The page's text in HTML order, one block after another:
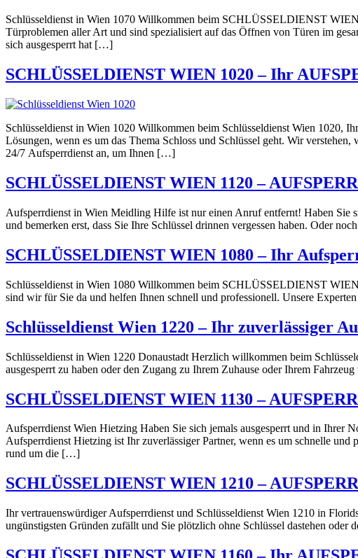
Schlüsseldienst in Wien 1070 Willkommen beim SCHLÜSSELDIENST
Türproblemen aller Art und sind spezialisiert auf das Öffnen von Türen im
sich ausgesperrt hat […]
SCHLÜSSELDIENST WIEN 1020 – Ihr
Schlüsseldienst in Wien 1020 Willkommen beim Schlüsseldienst Wien 1020,
Lösungen, wenn es um das Thema Schloss und Schlüssel geht. Wir
24/7 Aufsperrdienst an, um Ihnen […]
SCHLÜSSELDIENST WIEN 1120 –
Aufsperrdienst in Wien Meidling Hilfe ist nur einen Anruf entfernt! Haben Sie
und bemerken erst, dass Sie Ihre Schlüssel drinnen vergessen haben. Oder
SCHLÜSSELDIENST WIEN 1080 – Ihr
Schlüsseldienst in Wien 1080 Willkommen beim SCHLÜSSELDIENST
sind wir für Sie da und helfen Ihnen schnell und professionell. Unsere
Schlüsseldienst Wien 1220 – Ihr zuverlässiger
Schlüsseldienst in Wien 1220 Donaustadt Herzlich willkommen beim
ausgesperrt zu haben oder den Zugang zu Ihrem Zuhause oder Ihrem
SCHLÜSSELDIENST WIEN 1130 –
Aufsperrdienst Wien Hietzing Haben Sie sich jemals ausgesperrt und in Ihrer
Aufsperrdienst Hietzing ist Ihr zuverlässiger Partner, wenn es um schnelle
rund um die […]
SCHLÜSSELDIENST WIEN 1210 –
Ihr vertrauenswürdiger Aufsperrdienst und Schlüsseldienst Wien 1210 in
ungünstigsten Gründen zufällt und Sie plötzlich ohne Schlüssel dastehen